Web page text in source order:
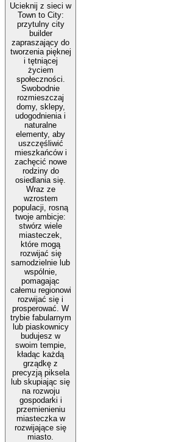
Ucieknij z sieci w
Town to City:
przytulny city
builder
zapraszający do
tworzenia pięknej
i tętniącej
życiem
społeczności.
Swobodnie
rozmieszczaj
domy, sklepy,
udogodnienia i
naturalne
elementy, aby
uszczęśliwić
mieszkańców i
zachęcić nowe
rodziny do
osiedlania się.
Wraz ze
wzrostem
populacji, rosną
twoje ambicje:
stwórz wiele
miasteczek,
które mogą
rozwijać się
samodzielnie lub
wspólnie,
pomagając
całemu regionowi
rozwijać się i
prosperować. W
trybie fabularnym
lub piaskownicy
budujesz w
swoim tempie,
kładąc każdą
grządkę z
precyzją piksela
lub skupiając się
na rozwoju
gospodarki i
przemienieniu
miasteczka w
rozwijające się
miasto.